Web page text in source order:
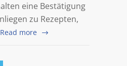
eine Bestätigung
zu Rezepten,
Read more